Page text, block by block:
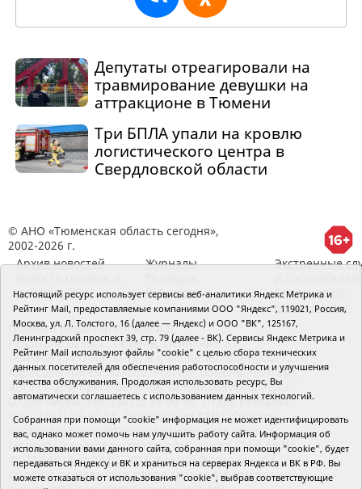
Депутаты отреагировали на
травмирование девушки на
аттракционе в Тюмени
Три БПЛА упали на кровлю
логистического центра в
Свердловской области
© АНО «Тюменская область сегодня»,
2002-2026 г.
Архив новостей
районов ТО
Журналы
RSS поток
Экстренные
Сведения об
организации
Главный редактор Рябков А.В.
Редакция: 625002, Тюмень, Осипенко, 81,
телефон (3452)49-00-18, e-mail: tumentoday@obl72.ru
Адрес для писем: 625000, Россия, Тюмень, Почтамт,
а/я 371. Для пресс-релизов: tumentoday@obl72.ru.
Отдел писем: тел. (3452) 39-90-59. Отдел рекламы:
тел. (3452) 39-90-51. Регистрация СМИ: Сетевое
издание «Интернет-газета «Тюменская область
сегодня», свидетельство о регистрации СМИ Эл №
ФС77-64918 от 24.02.2016 выдано Федеральной
службой по надзору в сфере связи, информационных
Настоящий ресурс использует сервисы веб-аналитики Яндекс Метрика и
Рейтинг Mail, предоставляемые компаниями ООО "Яндекс", 119021, Россия,
Москва, ул. Л. Толстого, 16 (далее — Яндекс) и ООО "ВК", 125167,
Ленинградский проспект 39, стр. 79 (далее - ВК). Сервисы Яндекс Метрика и
Рейтинг Mail используют файлы "cookie" с целью сбора технических
данных посетителей для обеспечения работоспособности и улучшения
качества обслуживания. Продолжая использовать ресурс, Вы
автоматически соглашаетесь с использованием данных технологий.
Собранная при помощи "cookie" информация не может идентифицировать
вас, однако может помочь нам улучшить работу сайта. Информация об
использовании вами данного сайта, собранная при помощи "cookie", будет
передаваться Яндексу и ВК и храниться на серверах Яндекса и ВК в РФ. Вы
можете отказаться от использования "cookie", выбрав соответствующие